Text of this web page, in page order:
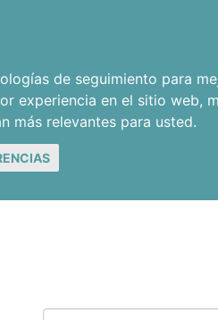
de seguimiento para
experiencia en el sitio web,
más relevantes para usted.